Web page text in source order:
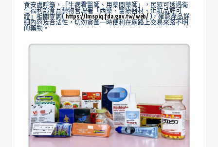
食安處呼籲，「生病看醫師、用藥問藥師」，民眾可透過衛
生福利部食品藥物管理署「西藥、醫療器材、化粧品許可
證」相關查詢(https://lmspiq.fda.gov.tw/web/)，確認產品詳
細內容及合法性，切勿貪圖一時便利在網路上交易來路不明
的藥物。